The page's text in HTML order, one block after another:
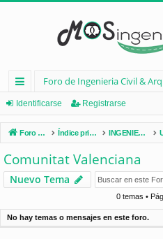
nl
ac
es
rá
pi
d
Foro de Ingenieria Civil &
Identificarse Registrarse
Foro de Ingenieria Civil & Arquitectura Índice principal INGENIERÍA CIVIL (España)
Comunitat Valenciana
Nuevo Tema
0 temas •
No hay temas o mensajes en este foro.